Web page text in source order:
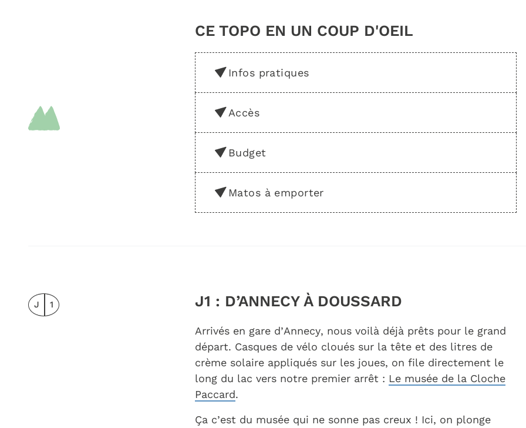
CE TOPO EN UN COUP D'OEIL
Infos pratiques
Accès
Budget
Matos à emporter
J 1 J1 : D’ANNECY À DOUSSARD
Arrivés en gare d’Annecy, nous voilà déjà prêts pour le grand
départ. Casques de vélo cloués sur la tête et des litres de
crème solaire appliqués sur les joues, on file directement le
long du lac vers notre premier arrêt : Le musée de la Cloche
Paccard.
Ça c’est du musée qui ne sonne pas creux ! Ici, on plonge